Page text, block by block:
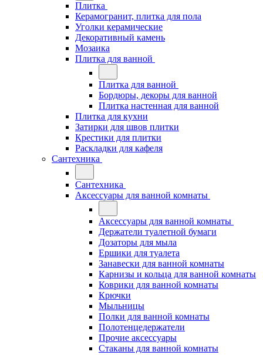
Плитка
Керамогранит, плитка для пола
Уголки керамические
Декоративный камень
Мозаика
Плитка для ванной
Плитка для ванной
Бордюры, декоры для ванной
Плитка настенная для ванной
Плитка для кухни
Затирки для швов плитки
Крестики для плитки
Раскладки для кафеля
Сантехника
Сантехника
Аксессуары для ванной комнаты
Аксессуары для ванной комнаты
Держатели туалетной бумаги
Дозаторы для мыла
Ершики для туалета
Занавески для ванной комнаты
Карнизы и кольца для ванной комнаты
Коврики для ванной комнаты
Крючки
Мыльницы
Полки для ванной комнаты
Полотенцедержатели
Прочие аксессуары
Стаканы для ванной комнаты